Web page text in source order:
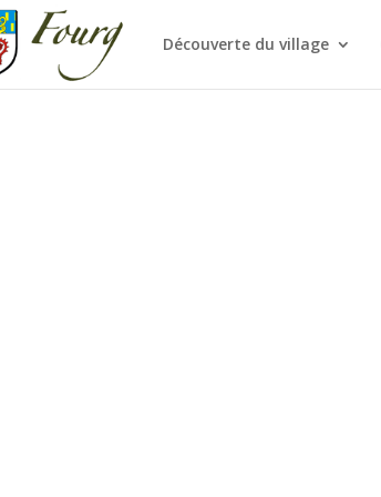
Découverte du village